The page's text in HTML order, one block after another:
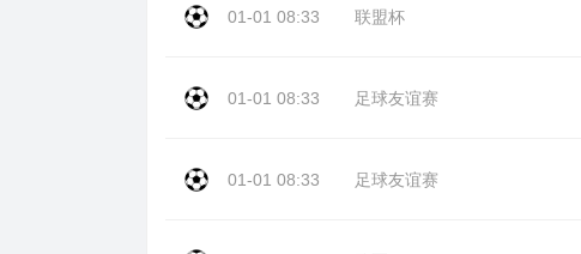
01-01 08:33 联盟杯
01-01 08:33 足球友谊赛
01-01 08:33 足球友谊赛